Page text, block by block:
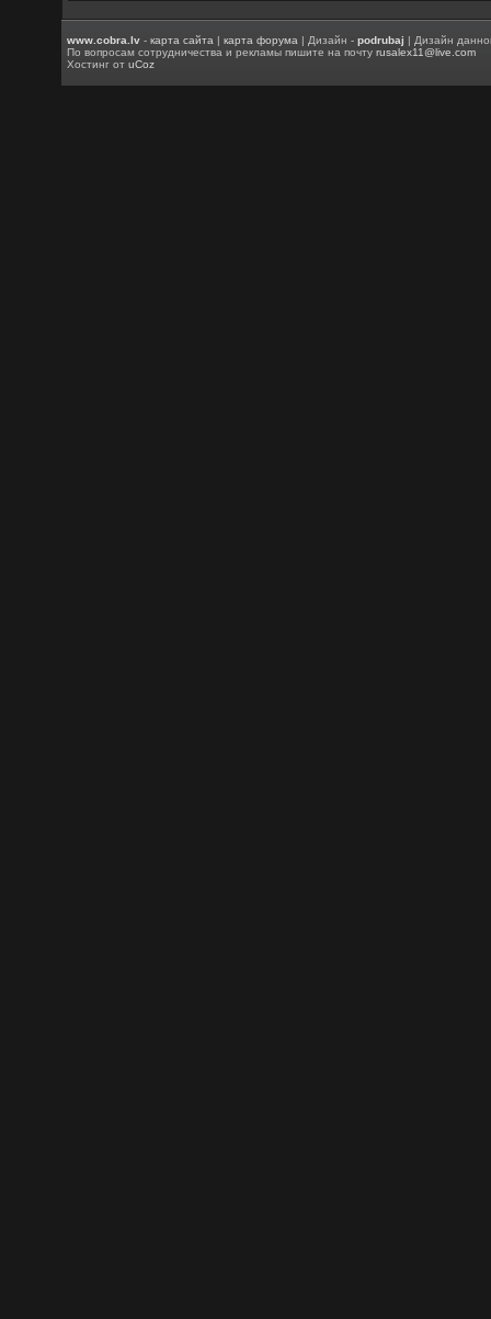
www.cobra.lv -карта сайта |карта форума | Дизайн -podrubaj | Дизайн
По вопросам сотрудничества и рекламы пишите на почтуrusalex11@live.com
Хостинг отuCoz